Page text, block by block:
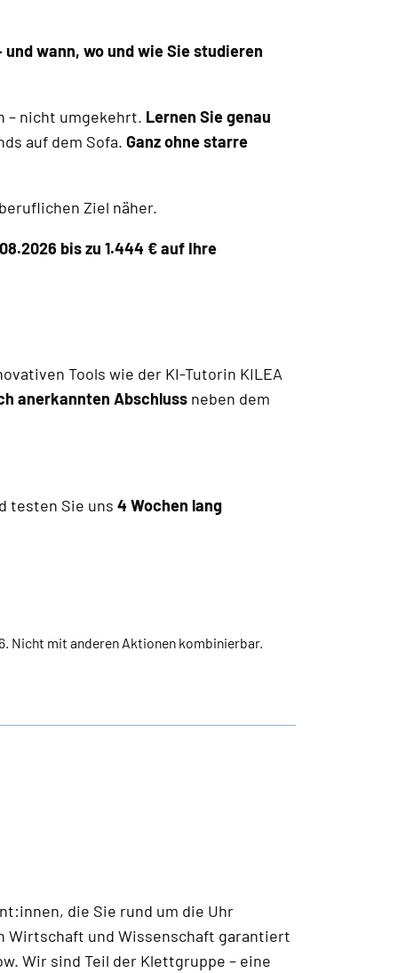
wann, wo und wie Sie studieren
– nicht umgekehrt. Lernen Sie genau
auf dem Sofa. Ganz ohne starre
Ziel näher.
bis zu 1.444 € auf Ihre
Tools wie der KI-Tutorin KILEA
anerkannten Abschluss neben dem
testen Sie uns 4 Wochen lang
Nicht mit anderen Aktionen kombinierbar.